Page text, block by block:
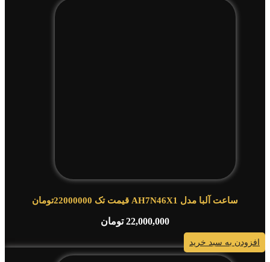
ساعت آلبا مدل AH7N46X1 قیمت تک 22000000تومان
22,000,000 تومان
افزودن به سبد خرید